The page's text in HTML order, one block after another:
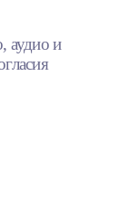
аудио и